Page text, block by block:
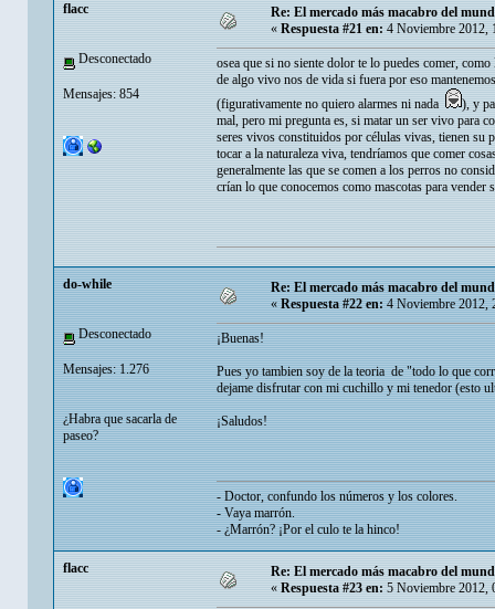
flacc
Desconectado
Mensajes: 854
Re: El mercado más macabro del
« Respuesta #21 en: 4 Noviembre 2012,
osea que si no siente dolor te lo puedes comer,
de algo vivo nos de vida si fuera por eso
(figurativamente no quiero alarmes ni nada
), y
mal, pero mi pregunta es, si matar un ser vivo para
seres vivos constituidos por células vivas, tienen su
tocar a la naturaleza viva, tendríamos que comer
generalmente las que se comen a los perros no
crían lo que conocemos como mascotas para
do-while
Desconectado
Mensajes: 1.276
¿Habra que sacarla de
paseo?
Re: El mercado más macabro del
«Respuesta #22 en:4 Noviembre 2012,
¡Buenas!
Pues yo tambien soy de la teoria de "todo lo que
dejame disfrutar con mi cuchillo y mi tenedor (esto
¡Saludos!
- Doctor, confundo los números y los colores.
- Vaya marrón.
- ¿Marrón? ¡Por el culo te la hinco!
flacc
Re: El mercado más macabro del
« Respuesta #23 en: 5 Noviembre 2012,